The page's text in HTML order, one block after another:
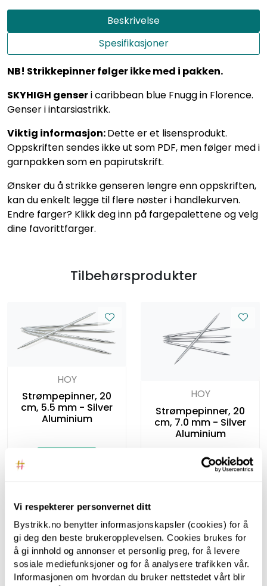
Vi respekterer personvernet ditt
Bystrikk.no benytter informasjonskapsler (cookies) for å
gi deg den beste brukeropplevelsen. Cookies brukes for
å gi innhold og annonser et personlig preg, for å levere
sosiale mediefunksjoner og for å analysere trafikken vår.
Informasjonen om hvordan du bruker nettstedet vårt blir
Beskrivelse
Spesifikasjoner
NB! Strikkepinner følger ikke med i pakken.
SKYHIGH genseri caribbean blue Fnugg in Florence.
Genser i intarsiastrikk.
Viktig informasjon:Dette er et lisensprodukt.
Oppskriften sendes ikke ut som PDF, men følger med i
garnpakken som en papirutskrift.
Ønsker du å strikke genseren lengre enn oppskriften,
kan du enkelt legge til flere nøster i handlekurven.
Endre farger? Klikk deg inn på fargepalettene og velg
dine favorittfarger.
Tilbehørsprodukter
HOY
Strømpepinner, 20
cm, 5.5 mm - Silver
Aluminium
HOY
Strømpepinner, 20
cm, 7.0 mm - Silver
Aluminium
HOY